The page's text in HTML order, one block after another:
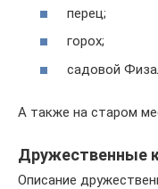
перец;
горох;
садовой
А также на старом
Дружественные
Описание